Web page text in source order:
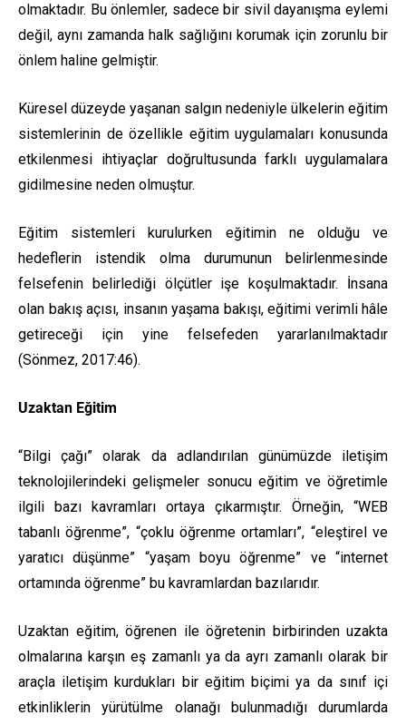
olmaktadır. Bu önlemler, sadece bir sivil dayanışma eylemi
değil, aynı zamanda halk sağlığını korumak için zorunlu bir
önlem haline gelmiştir.
Küresel düzeyde yaşanan salgın nedeniyle ülkelerin eğitim
sistemlerinin de özellikle eğitim uygulamaları konusunda
etkilenmesi ihtiyaçlar doğrultusunda farklı uygulamalara
gidilmesine neden olmuştur.
Eğitim sistemleri kurulurken eğitimin ne olduğu ve
hedeflerin istendik olma durumunun belirlenmesinde
felsefenin belirlediği ölçütler işe koşulmaktadır. İnsana
olan bakış açısı, insanın yaşama bakışı, eğitimi verimli hâle
getireceği için yine felsefeden yararlanılmaktadır
(Sönmez, 2017:46).
Uzaktan Eğitim
“Bilgi çağı” olarak da adlandırılan günümüzde iletişim
teknolojilerindeki gelişmeler sonucu eğitim ve öğretimle
ilgili bazı kavramları ortaya çıkarmıştır. Örneğin, “WEB
tabanlı öğrenme”, “çoklu öğrenme ortamları”, “eleştirel ve
yaratıcı düşünme” “yaşam boyu öğrenme” ve “internet
ortamında öğrenme” bu kavramlardan bazılarıdır.
Uzaktan eğitim, öğrenen ile öğretenin birbirinden uzakta
olmalarına karşın eş zamanlı ya da ayrı zamanlı olarak bir
araçla iletişim kurdukları bir eğitim biçimi ya da sınıf içi
etkinliklerin yürütülme olanağı bulunmadığı durumlarda